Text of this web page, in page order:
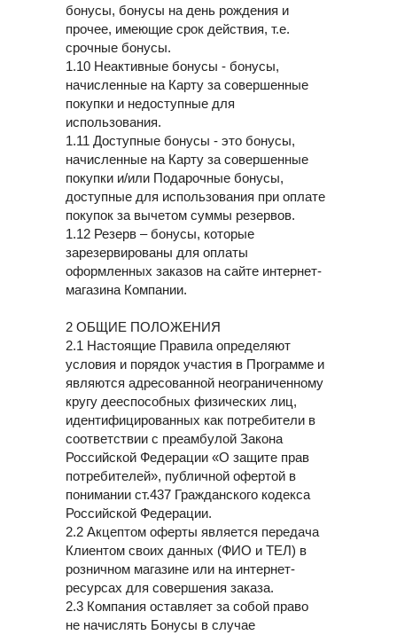
бонусы, бонусы на день рождения и
прочее, имеющие срок действия, т.е.
срочные бонусы.
1.10 Неактивные бонусы - бонусы,
начисленные на Карту за совершенные
покупки и недоступные для
использования.
1.11 Доступные бонусы - это бонусы,
начисленные на Карту за совершенные
покупки и/или Подарочные бонусы,
доступные для использования при оплате
покупок за вычетом суммы резервов.
1.12 Резерв – бонусы, которые
зарезервированы для оплаты
оформленных заказов на сайте интернет-
магазина Компании.
2 ОБЩИЕ ПОЛОЖЕНИЯ
2.1 Настоящие Правила определяют
условия и порядок участия в Программе и
являются адресованной неограниченному
кругу дееспособных физических лиц,
идентифицированных как потребители в
соответствии с преамбулой Закона
Российской Федерации «О защите прав
потребителей», публичной офертой в
понимании ст.437 Гражданского кодекса
Российской Федерации.
2.2 Акцептом оферты является передача
Клиентом своих данных (ФИО и ТЕЛ) в
розничном магазине или на интернет-
ресурсах для совершения заказа.
2.3 Компания оставляет за собой право
не начислять Бонусы в случае